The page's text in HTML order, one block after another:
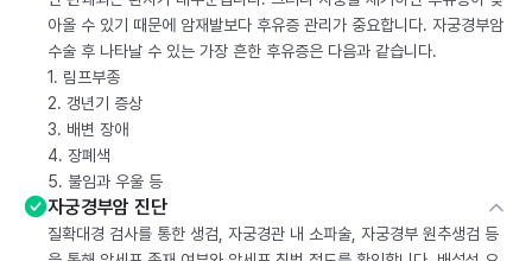
아올 수 있기 때문에 암재발보다 후유증 관리가 중요합니다. 자궁경부암
수술 후 나타날 수 있는 가장 흔한 후유증은 다음과 같습니다.
1. 림프부종
2. 갱년기 증상
3. 배변 장애
4. 장폐색
5. 불임과 우울 등
자궁경부암 진단
질확대경 검사를 통한 생검, 자궁경관 내 소파술, 자궁경부 원추생검 등